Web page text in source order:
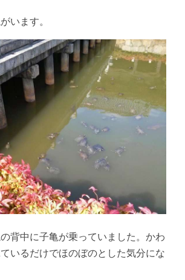
います。
背中に子亀が乗っていました。かわ
いるだけでほのぼのとした気分にな